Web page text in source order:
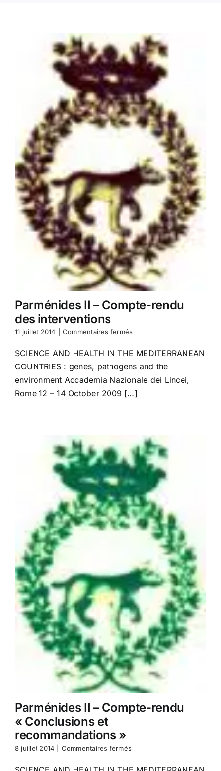
Parménides II – Compte-rendu
des interventions
11 juillet 2014 Commentaires ferméssur
II
Compte-
rendu
des
interventions
SCIENCE AND HEALTH IN THE MEDITERRANEAN
COUNTRIES : genes, pathogens and the
environment Accademia Nazionale dei Lincei,
Rome 12 – 14 October 2009 […]
Parménides II – Compte-rendu
« Conclusions et
recommandations »
8 juillet 2014 Commentaires ferméssur
II